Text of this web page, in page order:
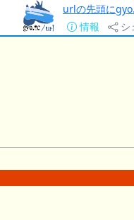
urlの先頭に
情報
シ